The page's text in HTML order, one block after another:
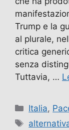
Trump e la
al plurale,
critica
senza
Tuttavia, …
Categorie
Italia,
Tag